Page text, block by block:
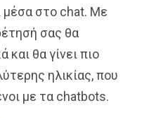
μέσα στο chat. Με
σας θα
και θα γίνει πιο
ηλικίας, που
με τα chatbots.